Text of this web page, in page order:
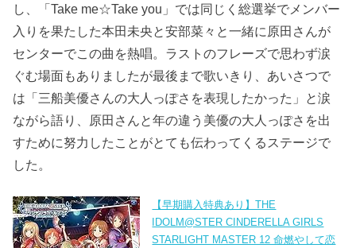
し、「Take me☆Take you」では同じく総選挙でメンバー
入りを果たした本田未央と安部菜々と一緒に原田さんが
センターでこの曲を熱唱。ラストのフレーズで思わず涙
ぐむ場面もありましたが最後まで歌いきり、あいさつで
は「三船美優さんの大人っぽさを表現したかった」と涙
ながら語り、原田さんと年の違う美優の大人っぽさを出
すために努力したことがとても伝わってくるステージで
した。
【早期購入特典あり】THE
IDOLM@STER CINDERELLA GIRLS
STARLIGHT MASTER 12 命燃やして恋